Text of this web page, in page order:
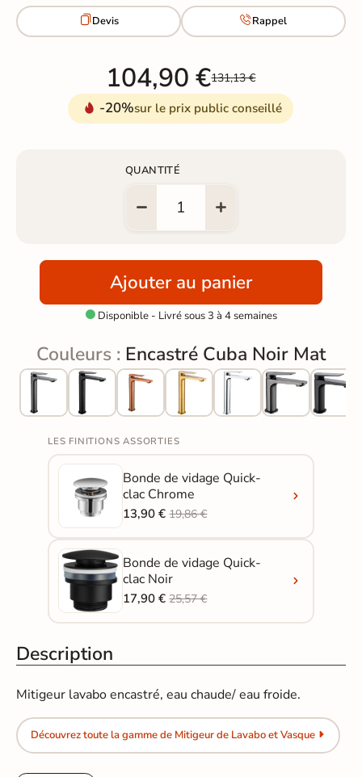
Devis Rappel
104,90 €131,13 €
-20%sur le prix public conseillé
QUANTITÉ
Ajouter au panier
Disponible - Livré sous 3 à 4 semaines
Couleurs : Encastré Cuba Noir Mat
LES FINITIONS ASSORTIES
Bonde de vidage Quick-
clac Chrome
13,90 €19,86 €
Bonde de vidage Quick-
clac Noir
17,90 €25,57 €
Description
Mitigeur lavabo encastré, eau chaude/ eau froide.
Découvrez toute la gamme de Mitigeur de Lavabo et Vasque